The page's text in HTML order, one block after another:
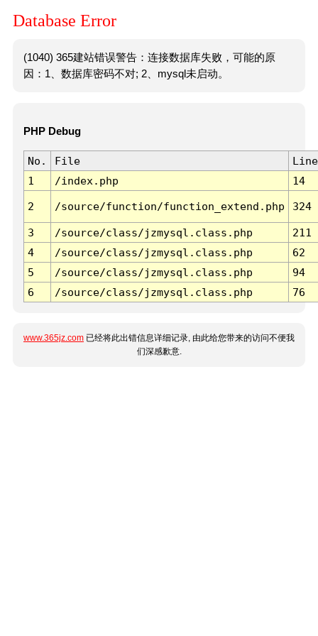
Database Error
(1040) 365建站错误警告：连接数据库失败，可能的原
因：1、数据库密码不对; 2、mysql未启动。
PHP Debug
No. File
Line
1
/index.php 14
2 /source/function/function_extend.php 324
3 /source/class/jzmysql.class.php
211
4
/source/class/jzmysql.class.php
62
5
/source/class/jzmysql.class.php
94
6
/source/class/jzmysql.class.php 76
www.365jz.com 已经将此出错信息详细记录, 由此给您带来的访问不便我
们深感歉意.